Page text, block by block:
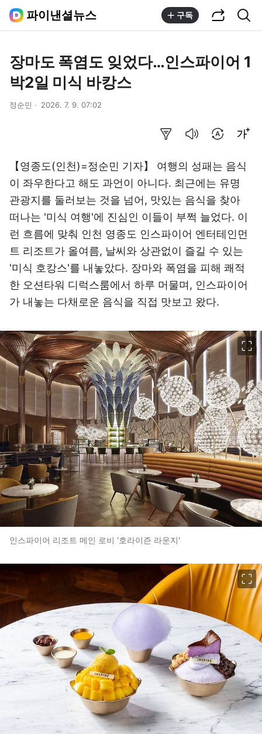
파이낸셜뉴스 구독
장마도 폭염도 잊었다…인스파이어 1
박2일 미식 바캉스
정순민 2026. 7. 9. 07:02
【영종도(인천)=정순민 기자】 여행의 성패는 음식
이 좌우한다고 해도 과언이 아니다. 최근에는 유명
관광지를 둘러보는 것을 넘어, 맛있는 음식을 찾아
떠나는 '미식 여행'에 진심인 이들이 부쩍 늘었다. 이
런 흐름에 맞춰 인천 영종도 인스파이어 엔터테인먼
트 리조트가 올여름, 날씨와 상관없이 즐길 수 있는
'미식 호캉스'를 내놓았다. 장마와 폭염을 피해 쾌적
한 오션타워 디럭스룸에서 하루 머물며, 인스파이어
가 내놓는 다채로운 음식을 직접 맛보고 왔다.
인스파이어 리조트 메인 로비 '호라이즌 라운지'